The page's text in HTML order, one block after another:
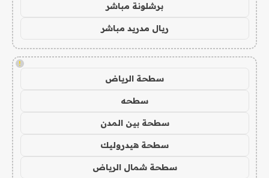
برشلونة مباشر
ريال مدريد مباشر
!
سطحة الرياض
سطحه
سطحة بين المدن
سطحة هيدروليك
سطحة شمال الرياض